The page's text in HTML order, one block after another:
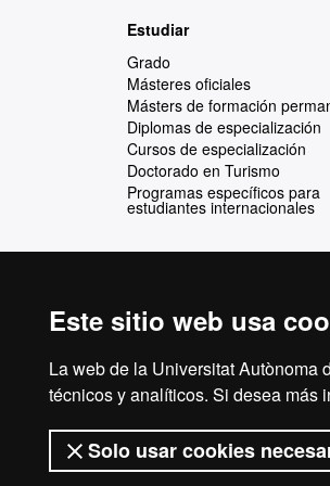
Este sitio web usa
La web de la Universitat Autònoma
técnicos y analíticos. Si desea más
Solo usar cookies
Estudiar
Grado
Másteres oficiales
Másters de formación
Diplomas de especialización
Cursos de especialización
Doctorado en Turismo
Programas específicos para
estudiantes internacionales
Reconocimiento